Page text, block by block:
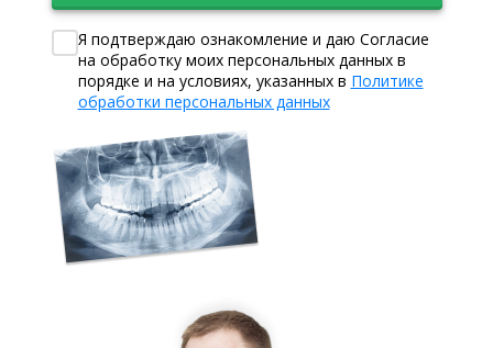
Я подтверждаю ознакомление и даю Согласие
на обработку моих персональных данных в
порядке и на условиях, указанных в Политике
обработки персональных данных